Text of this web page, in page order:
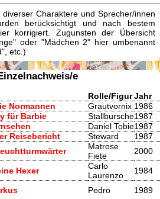
Charaktere und Sprecher/innen
berücksichtigt und nach bestem
korrigiert. Zugunsten der Übersicht
oder "Mädchen 2" hier umbenannt
etc.)
e
Rolle/FigurJahr
Normannen Grautvornix 1986
für Barbie Stallbursche1987
Daniel Tobie1987
Reisebericht Steward
1987
Matrose
Fiete
2000
Hexer
Carlo
Laurenzo
1984
Pedro 1989